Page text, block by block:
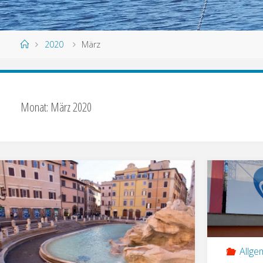
2020 März
Monat: März 2020